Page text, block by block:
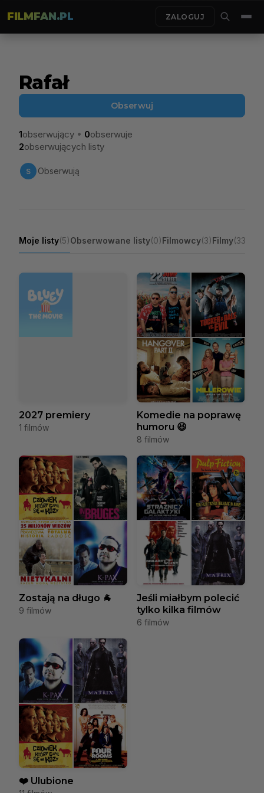
FILMFAN.PL ZALOGUJ
Rafał
Obserwuj
1obserwujący • 0obserwuje
2obserwujących listy
S Obserwują
Moje listy(5)Obserwowane listy(0)Filmowcy(3)Filmy(33)
2027 premiery
1 filmów
Komedie na poprawę
humoru 😆
8 filmów
Zostają na długo 🐐
9 filmów
Jeśli miałbym polecić
tylko kilka filmów
6 filmów
❤️ Ulubione